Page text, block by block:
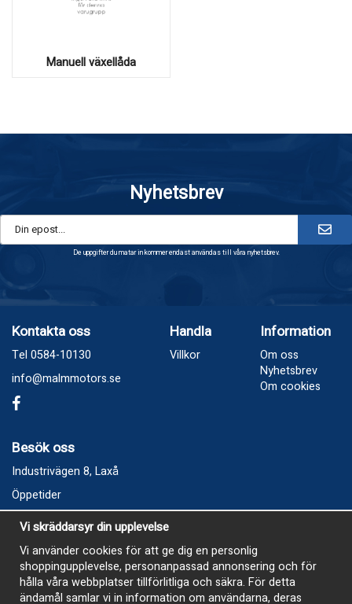
Manuell växellåda
Nyhetsbrev
De uppgifter du matar in kommer endast användas till våra nyhetsbrev.
Kontakta oss
Tel 0584-10130
info@malmmotors.se
Handla
Villkor
Information
Om oss
Nyhetsbrev
Om cookies
Besök oss
Industrivägen 8, Laxå
Öppetider
Vecka 32
Måndag kl 9-12, kl 13 - 15
Onsdag kl 9-12, kl 13 - 15
Tisdag, Tordag och Fredag stängt
Vi skräddarsyr din upplevelse
Vi använder cookies för att ge dig en personlig
shoppingupplevelse, personanpassad annonsering och för
hålla våra webbplatser tillförlitliga och säkra. För detta
ändamål samlar vi in information om användarna, deras